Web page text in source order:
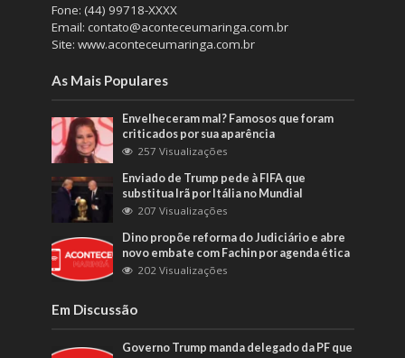
Fone: (44) 99718-XXXX
Email: contato@aconteceumaringa.com.br
Site: www.aconteceumaringa.com.br
As Mais Populares
Envelheceram mal? Famosos que foram
criticados por sua aparência
257 Visualizações
Enviado de Trump pede à FIFA que
substitua Irã por Itália no Mundial
207 Visualizações
Dino propõe reforma do Judiciário e abre
novo embate com Fachin por agenda ética
202 Visualizações
Em Discussão
Governo Trump manda delegado da PF que